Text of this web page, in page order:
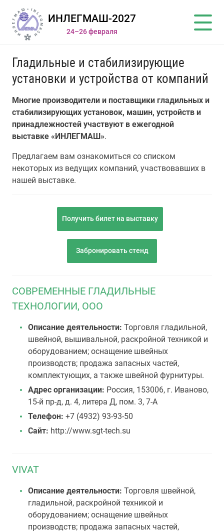
ИНЛЕГМАШ-2027
24–26 февраля
Гладильные и стабилизирующие
установки и устройства от компаний
Многие производители и поставщики гладильных и
стабилизирующих установок, машин, устройств и
принадлежностей участвуют в ежегодной
выставке «ИНЛЕГМАШ».
Предлагаем вам ознакомиться со списком
некоторых из ведущих компаний, участвовавших в
нашей выставке.
Получить билет на выставку
Забронировать стенд
СОВРЕМЕННЫЕ ГЛАДИЛЬНЫЕ
ТЕХНОЛОГИИ, ООО
Описание деятельности: Торговля гладильной,
швейной, вышивальной, раскройной техникой и
оборудованием; оснащение швейных
производств; продажа запасных частей,
комплектующих, а также швейной фурнитуры.
Адрес организации: Россия, 153006, г. Иваново,
15-й пр-д, д. 4, литера Д, пом. 3, 7-А
Телефон: +7 (4932) 93-93-50
Сайт: http://www.sgt-tech.su
VIVAT
Описание деятельности: Торговля швейной,
гладильной, раскройной техникой и
оборудованием; оснащение швейных
производств; продажа запасных частей,